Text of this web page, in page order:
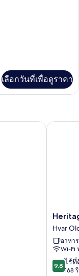
เลือกวันที่เพื่อดูราคา
Hotel
Dea
Hvar
Hvar
Old
Town
Hvar
อาหา
Wi-Fi
9.8
จาก
9.8 ไร้ที่
168